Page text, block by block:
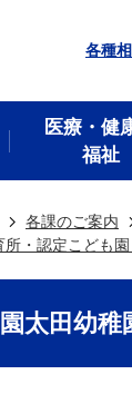
各種
医療・健
福祉
各課のご案内
所・認定こども
太田幼稚